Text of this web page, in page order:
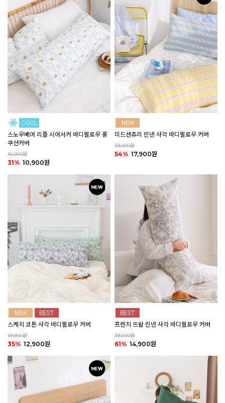
스노우베어 리플 시어서커 바디필로우 롱
쿠션커버
16,000원
31% 10,900원
미드센츄리 린넨 사각 바디필로우 커버
39,000원
54% 17,900원
스케치 코튼 사각 바디필로우 커버
19,900원
35% 12,900원
프렌치 뜨왈 린넨 사각 바디필로우 커버
39,000원
61% 14,900원